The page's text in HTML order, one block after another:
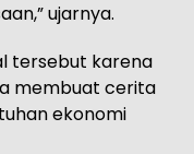
ujarnya.
tersebut karena
membuat cerita
ekonomi